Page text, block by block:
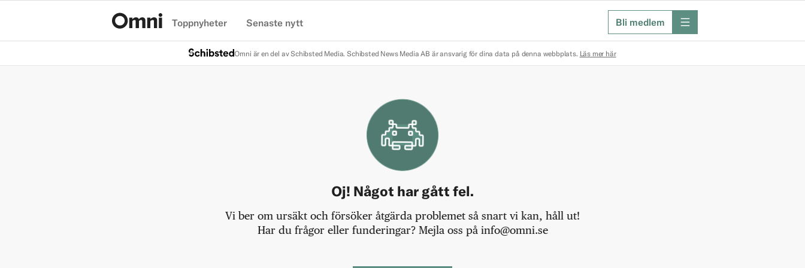
Toppnyheter Senaste nytt Bli medlem meny
Omni är en del av Schibsted Media. Schibsted News Media AB är ansvarig för dina data på denna webbplats. Läs mer här
Oj! Något har gått fel.
Vi ber om ursäkt och försöker åtgärda problemet så snart vi kan, håll ut!
Har du frågor eller funderingar? Mejla oss på info@omni.se